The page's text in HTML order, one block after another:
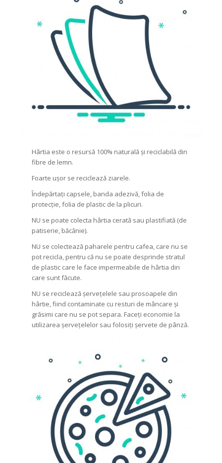
Hârtia este o resursă 100% naturală și reciclabilă din
fibre de lemn.
Foarte ușor se reciclează ziarele.
Îndepărtați capsele, banda adezivă, folia de
protecție, folia de plastic de la plicuri.
NU se poate colecta hârtia cerată sau plastifiată (de
patiserie, băcănie).
NU se colectează paharele pentru cafea, care nu se
pot recicla, pentru că nu se poate desprinde stratul
de plastic care le face impermeabile de hârtia din
care sunt făcute.
NU se reciclează șervețelele sau prosoapele din
hârtie, fiind contaminate cu resturi de mâncare și
grăsimi care nu se pot separa. Faceți economie la
utilizarea șervețelelor sau folosiți șervete de pânză.